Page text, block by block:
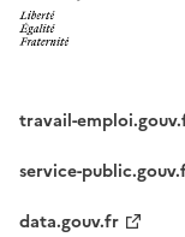
travail-
service-
data.gouv.fr